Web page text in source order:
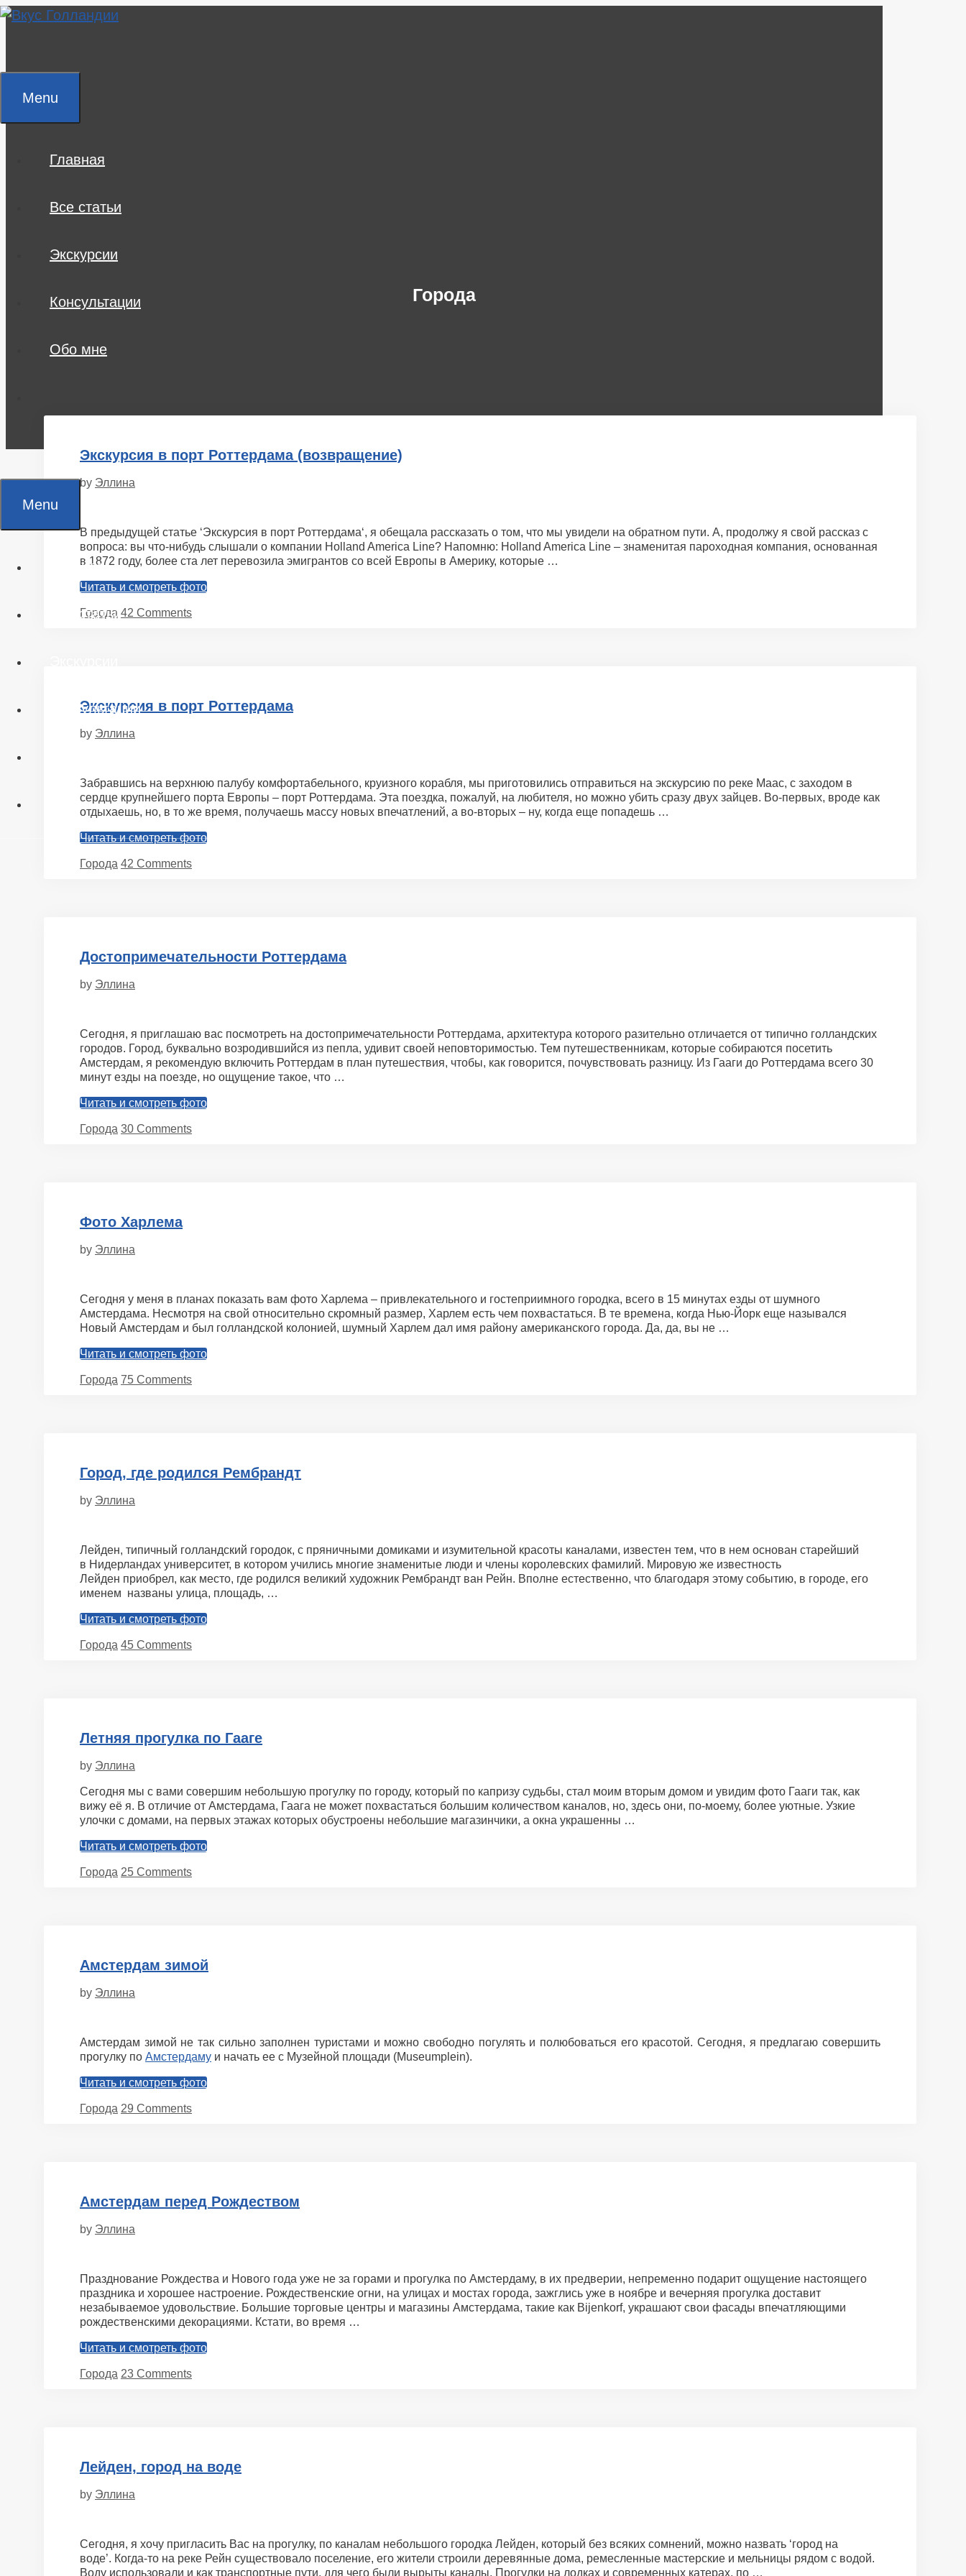
Skip
Menu
Главная
Все статьи
Экскурсии
Консультации
Обо мне
Menu
Главная
Все статьи
Консультации
Города
Экскурсия в порт Роттердама (возвращение)
by Эллина
В предыдущей статье ‘Экскурсия в порт Роттердама‘, я обещала рассказать о том, что мы увидели на обратном пути. А, продолжу я свой рассказ с
вопроса: вы что-нибудь слышали о компании Holland America Line? Напомню: Holland America Line – знаменитая пароходная компания, основанная
в 1872 году, более ста лет перевозила эмигрантов со всей Европы в Америку, которые …
Читать и смотреть фото
Categories
Города 42 Comments
Экскурсия в порт Роттердама
by Эллина
Забравшись на верхнюю палубу комфортабельного, круизного корабля, мы приготовились отправиться на экскурсию по реке Маас, с заходом в
сердце крупнейшего порта Европы – порт Роттердама. Эта поездка, пожалуй, на любителя, но можно убить сразу двух зайцев. Во-первых, вроде как
отдыхаешь, но, в то же время, получаешь массу новых впечатлений, а во-вторых – ну, когда еще попадешь …
Читать и смотреть фото
Categories
Города 42 Comments
Достопримечательности Роттердама
by Эллина
Сегодня, я приглашаю вас посмотреть на достопримечательности Роттердама, архитектура которого разительно отличается от типично голландских
городов. Город, буквально возродившийся из пепла, удивит своей неповторимостью. Тем путешественникам, которые собираются посетить
Амстердам, я рекомендую включить Роттердам в план путешествия, чтобы, как говорится, почувствовать разницу. Из Гааги до Роттердама всего 30
минут езды на поезде, но ощущение такое, что …
Читать и смотреть фото
Categories
Города 30 Comments
Фото Харлема
by Эллина
Сегодня у меня в планах показать вам фото Харлема – привлекательного и гостеприимного городка, всего в 15 минутах езды от шумного
Амстердама. Несмотря на свой относительно скромный размер, Харлем есть чем похвастаться. В те времена, когда Нью-Йорк еще назывался
Новый Амстердам и был голландской колонией, шумный Харлем дал имя району американского города. Да, да, вы не …
Читать и смотреть фото
Categories
Города 75 Comments
Город, где родился Рембрандт
by Эллина
Лейден, типичный голландский городок, с пряничными домиками и изумительной красоты каналами, известен тем, что в нем основан старейший
в Нидерландах университет, в котором учились многие знаменитые люди и члены королевских фамилий. Мировую же известность
Лейден приобрел, как место, где родился великий художник Рембрандт ван Рейн. Вполне естественно, что благодаря этому событию, в городе, его
именем названы улица, площадь, …
Читать и смотреть фото
Categories
Города 45 Comments
Летняя прогулка по Гааге
by Эллина
Сегодня мы с вами совершим небольшую прогулку по городу, который по капризу судьбы, стал моим вторым домом и увидим фото Гааги так, как
вижу её я. В отличие от Амстердама, Гаага не может похвастаться большим количеством каналов, но, здесь они, по-моему, более уютные. Узкие
улочки с домами, на первых этажах которых обустроены небольшие магазинчики, а окна украшенны …
Читать и смотреть фото
Categories
Города 25 Comments
Амстердам зимой
by Эллина
Амстердам зимой не так сильно заполнен туристами и можно свободно погулять и полюбоваться его красотой. Сегодня, я предлагаю совершить
прогулку по Амстердаму и начать ее с Музейной площади (Museumplein).
Читать и смотреть фото
Categories
Города 29 Comments
Амстердам перед Рождеством
by Эллина
Празднование Рождества и Нового года уже не за горами и прогулка по Амстердаму, в их предверии, непременно подарит ощущение настоящего
праздника и хорошее настроение. Рождественские огни, на улицах и мостах города, зажглись уже в ноябре и вечерняя прогулка доставит
незабываемое удовольствие. Большие торговые центры и магазины Амстердама, такие как Bijenkorf, украшают свои фасады впечатляющими
рождественскими декорациями. Кстати, во время …
Читать и смотреть фото
Categories
Города 23 Comments
Лейден, город на воде
by Эллина
Сегодня, я хочу пригласить Вас на прогулку, по каналам небольшого городка Лейден, который без всяких сомнений, можно назвать ‘город на
воде’. Когда-то на реке Рейн существовало поселение, его жители строили деревянные дома, ремесленные мастерские и мельницы рядом с водой.
Воду использовали и как транспортные пути, для чего были вырыты каналы. Прогулки на лодках и современных катерах, по …